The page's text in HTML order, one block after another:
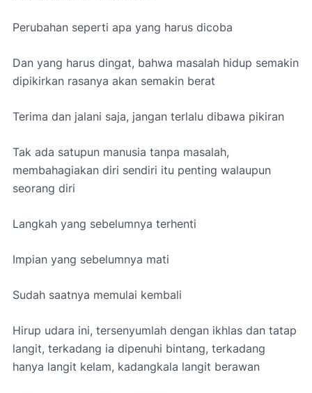
Perubahan seperti apa yang harus dicoba
Dan yang harus dingat, bahwa masalah hidup semakin
dipikirkan rasanya akan semakin berat
Terima dan jalani saja, jangan terlalu dibawa pikiran
Tak ada satupun manusia tanpa masalah,
membahagiakan diri sendiri itu penting walaupun
seorang diri
Langkah yang sebelumnya terhenti
Impian yang sebelumnya mati
Sudah saatnya memulai kembali
Hirup udara ini, tersenyumlah dengan ikhlas dan tatap
langit, terkadang ia dipenuhi bintang, terkadang
hanya langit kelam, kadangkala langit berawan